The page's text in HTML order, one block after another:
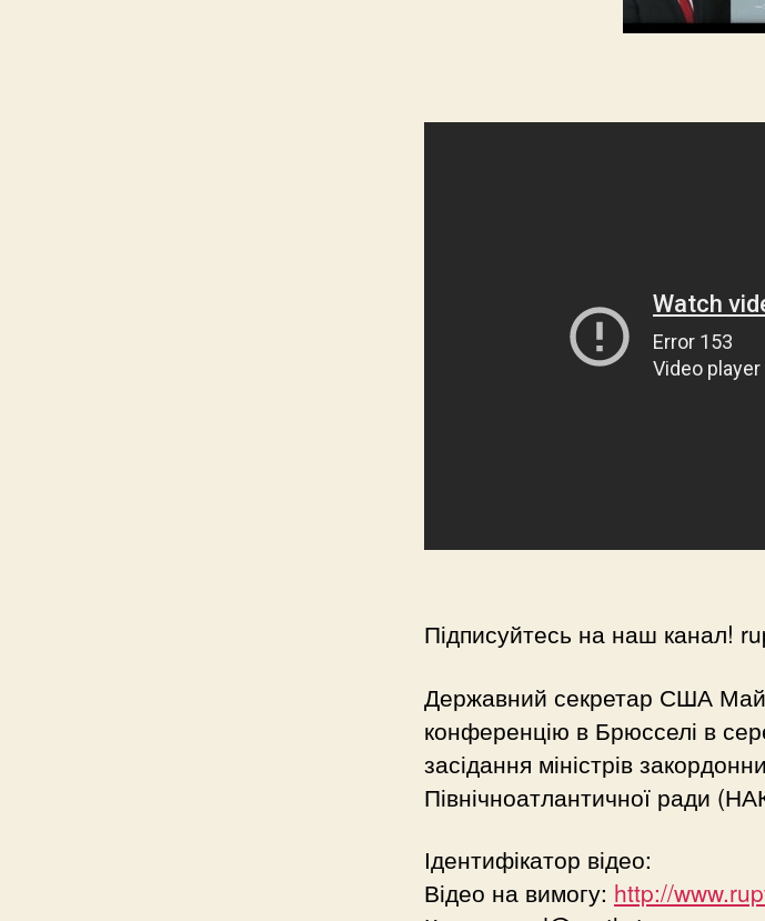
Підписуйтесь на наш канал!
Державний секретар США
конференцію в Брюсселі в
засідання міністрів
Північноатлантичної ради
Ідентифікатор відео:
Відео на вимогу: http://